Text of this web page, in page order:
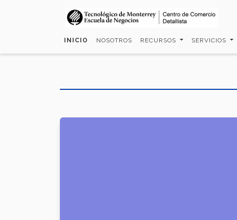
INICIO NOSOTROS RECURSOS SERVICIOS